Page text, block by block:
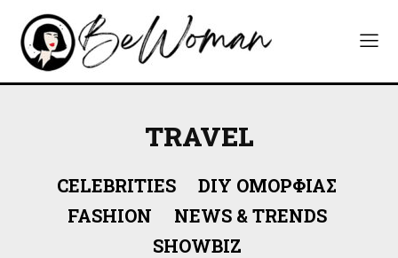
TRAVEL
CELEBRITIES
DIY ΟΜΟΡΦΙΆΣ
FASHION
NEWS & TRENDS
SHOWBIZ